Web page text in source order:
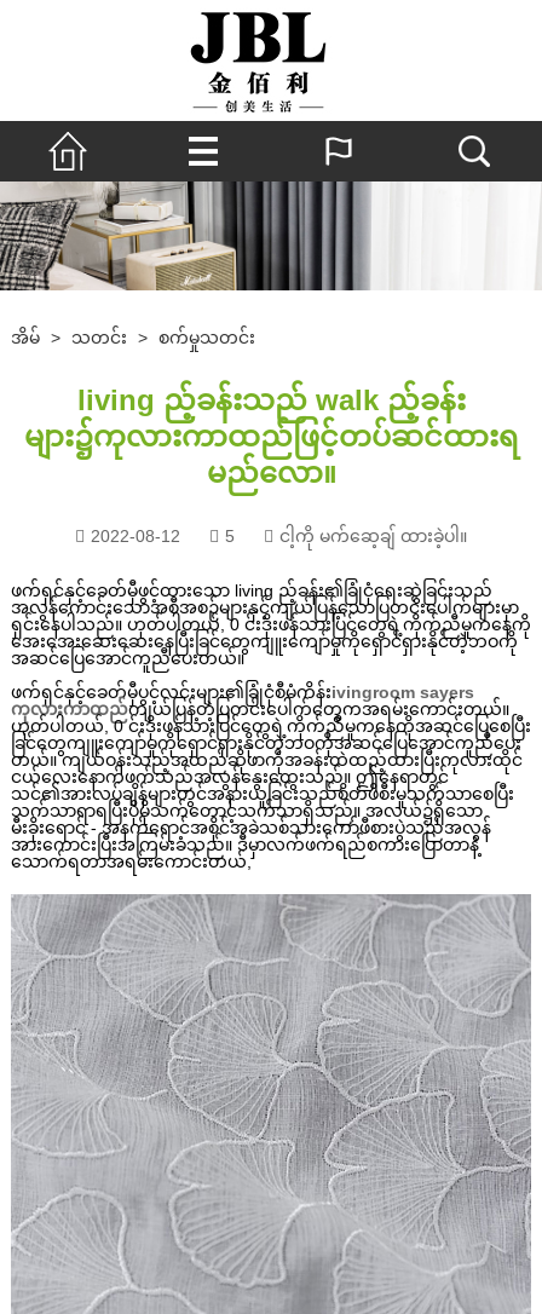
အိမ် > သတင်း > စက်မှုသတင်း
living ည့်ခန်းသည် walk ည့်ခန်း
များ၌ကုလားကာထည်ဖြင့်တပ်ဆင်ထားရ
မည်လော။
2022-08-12 5 ငါ့ကို မက်ဆေ့ချ် ထားခဲ့ပါ။
ဖက်ရှင်နှင့်ခေတ်မှီဖွင့်ထားသော living ည့်ခန်း၏ခြုံငုံရေးဆွဲခြင်းသည်
အလွန်ကောင်းသောအစီအစဉ်များနှင့်ကျယ်ပြန့်သောပြတင်းပေါက်များမှာ
ရှင်းနေပါသည်။ ဟုတ်ပါတယ်, 0 င်းဒိုးဖန်သားပြင်တွေရဲ့ကိုက်ညီမှုကနေကို
အေးအေးဆေးဆေးနေပြီးခြင်တွေကျူးကျော်မှုကိုရှောင်ရှားနိုင်တဲ့ဘဝကို
အဆင်ပြေအောင်ကူညီပေးတယ်။
ဖက်ရှင်နှင့်ခေတ်မှီပွင့်လင်းများ၏ခြုံငုံစီမံကိန်းivingroom sayers
ကုလားကာထည်ကျယ်ပြန့်တဲ့ပြတင်းပေါက်တွေကအရမ်းကောင်းတယ်။
ဟုတ်ပါတယ်, 0 င်းဒိုးဖန်သားပြင်တွေရဲ့ကိုက်ညီမှုကနေကိုအဆင်ပြေစေပြီး
ခြင်တွေကျူးကျော်မှုကိုရှောင်ရှားနိုင်တဲ့ဘဝကိုအဆင်ပြေအောင်ကူညီပေး
တယ်။ ကျယ်ဝန်းသည့်အထည်ဆိုဖာကိုအခန်းထဲထည့်ထားပြီးကုလားထိုင်
ငယ်လေးနောက်ဖက်သည်အလွန်နွေးထွေးသည်။ ဤနေရာတွင်
သင်၏အားလပ်ချိန်များတွင်အနားယူခြင်းသည်စိတ်ဖိစီးမှုသက်သာစေပြီး
သက်သာရာရပြီးပိုမိုသက်တောင့်သက်သာရှိသည်။ အလယ်၌ရှိသော
မီးခိုးရောင် - အနက်ရောင်အစိုင်အခဲသစ်သားကော်ဖီစားပွဲသည်အလွန်
အားကောင်းပြီးအကြမ်းခံသည်။ ဒီမှာလက်ဖက်ရည်စကားပြောတာနဲ့
သောက်ရတာအရမ်းကောင်းတယ်,